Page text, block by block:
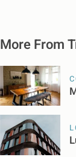
More From